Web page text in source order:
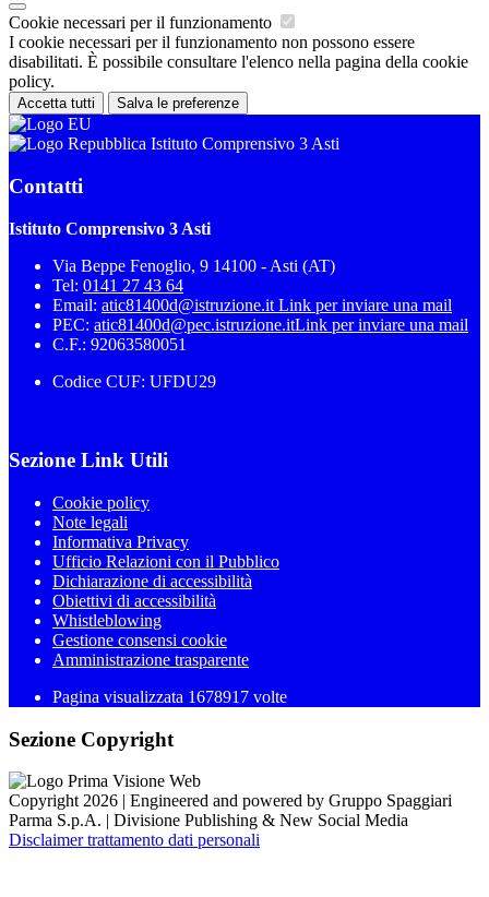
Cookie necessari per il funzionamento
I cookie necessari per il funzionamento non possono essere
disabilitati. È possibile consultare l'elenco nella pagina della cookie
policy.
Accetta tutti Salva le preferenze
Istituto Comprensivo 3 Asti
Contatti
Istituto Comprensivo 3 Asti
Via Beppe Fenoglio, 9 14100 - Asti (AT)
Tel: 0141 27 43 64
Email: atic81400d@istruzione.it Link per inviare una mail
PEC: atic81400d@pec.istruzione.itLink per inviare una mail
C.F.: 92063580051
Codice CUF: UFDU29
Sezione Link Utili
Cookie policy
Note legali
Informativa Privacy
Ufficio Relazioni con il Pubblico
Dichiarazione di accessibilità
Obiettivi di accessibilità
Whistleblowing
Gestione consensi cookie
Amministrazione trasparente
Pagina visualizzata 1678917 volte
Sezione Copyright
Copyright 2026 | Engineered and powered by Gruppo Spaggiari
Parma S.p.A. | Divisione Publishing & New Social Media
Disclaimer trattamento dati personali